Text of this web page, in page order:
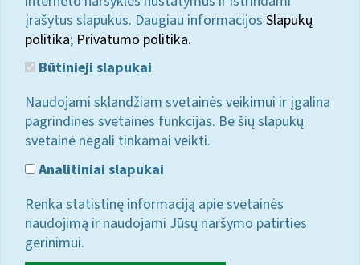
įrašytus slapukus. Daugiau informacijos Slapukų
politika; Privatumo politika.
Būtinieji slapukai
Naudojami sklandžiam svetainės veikimui ir įgalina
pagrindines svetainės funkcijas. Be šių slapukų
svetainė negali tinkamai veikti.
Analitiniai slapukai
Renka statistinę informaciją apie svetainės
naudojimą ir naudojami Jūsų naršymo patirties
gerinimui.